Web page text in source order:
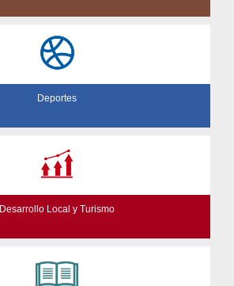
Deportes
Desarrollo Local y Turismo